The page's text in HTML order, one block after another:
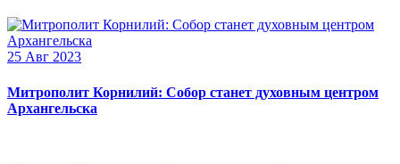
25 Авг 2023
Митрополит Корнилий: Собор станет духовным центром
Архангельска